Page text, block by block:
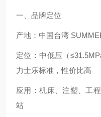
一、品牌定位
产地：中国台湾
定位：中低压（
力士乐标准，性价比高
应用：机床、注塑、工
站